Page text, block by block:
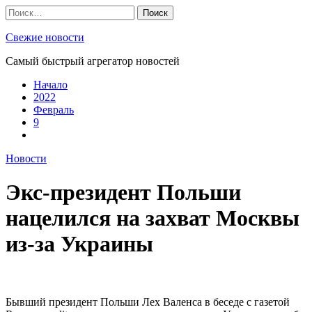
Skip
to
content
Найти:
Свежие новости
Самый быстрый агрегатор новостей
Начало
2022
Февраль
9
Новости
Экс-президент Польши
нацелился на захват Москвы
из-за Украины
Бывший президент Польши Лех Валенса в беседе с газетой